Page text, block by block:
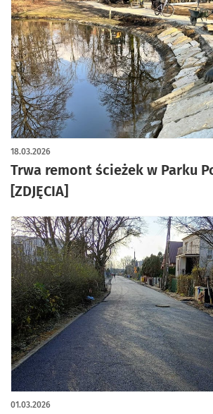
Trwa remont ścieżek w Parku
[ZDJĘCIA]
18.03.2026
artykuł z galerią zdjęć
01.03.2026